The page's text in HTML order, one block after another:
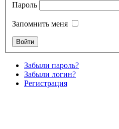
Пароль
Запомнить меня
Забыли пароль?
Забыли логин?
Регистрация